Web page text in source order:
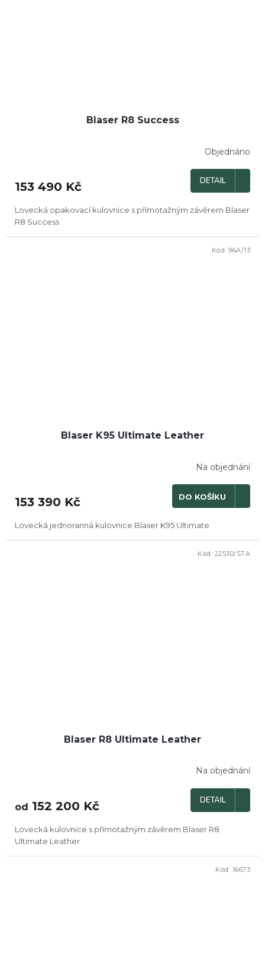
Blaser R8 Success
Objednáno
153 490 Kč DETAIL
Lovecká opakovací kulovnice s přímotažným závěrem Blaser
R8 Success
Blaser K95 Ultimate Leather
Na objednání
153 390 Kč DO KOŠÍKU
Lovecká jednoranná kulovnice Blaser K95 Ultimate
Kód: 96A/13
Blaser R8 Ultimate Leather
Na objednání
od 152 200 Kč DETAIL
Lovecká kulovnice s přímotažným závěrem Blaser R8
Ultimate Leather
Kód: 22530/STA
Kód: 16673